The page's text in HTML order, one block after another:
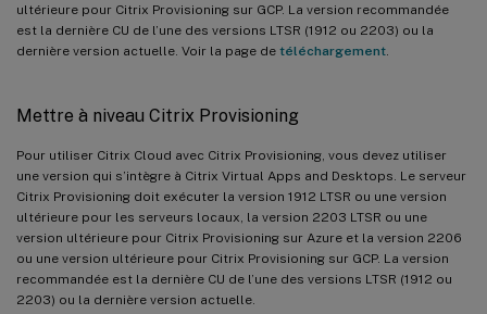
ultérieure pour Citrix Provisioning sur GCP. La version recommandée
est la dernière CU de l’une des versions LTSR (1912 ou 2203) ou la
dernière version actuelle. Voir la page de téléchargement.
Mettre à niveau Citrix Provisioning
Pour utiliser Citrix Cloud avec Citrix Provisioning, vous devez utiliser
une version qui s’intègre à Citrix Virtual Apps and Desktops. Le serveur
Citrix Provisioning doit exécuter la version 1912 LTSR ou une version
ultérieure pour les serveurs locaux, la version 2203 LTSR ou une
version ultérieure pour Citrix Provisioning sur Azure et la version 2206
ou une version ultérieure pour Citrix Provisioning sur GCP. La version
recommandée est la dernière CU de l’une des versions LTSR (1912 ou
2203) ou la dernière version actuelle.